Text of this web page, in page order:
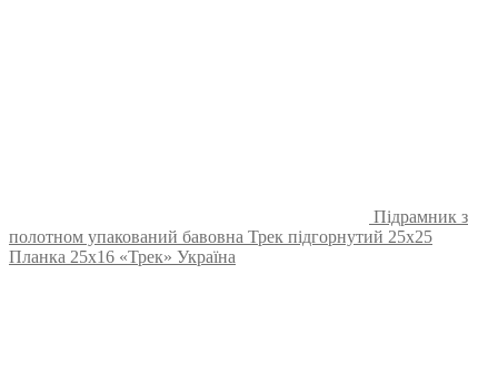
Підрамник з
полотном упакований бавовна Трек підгорнутий 25х25
Планка 25х16 «Трек» Україна